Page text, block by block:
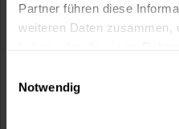
Partner führen diese
weiteren Daten zusammen,
Notwendig